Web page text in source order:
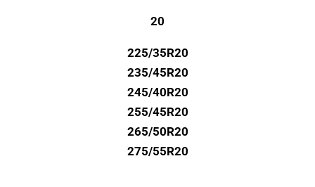
20
225/35R20
235/45R20
245/40R20
255/45R20
265/50R20
275/55R20